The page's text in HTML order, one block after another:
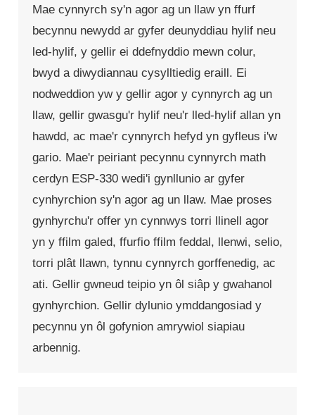
Mae cynnyrch sy'n agor ag un llaw yn ffurf
becynnu newydd ar gyfer deunyddiau hylif neu
led-hylif, y gellir ei ddefnyddio mewn colur,
bwyd a diwydiannau cysylltiedig eraill. Ei
nodweddion yw y gellir agor y cynnyrch ag un
llaw, gellir gwasgu'r hylif neu'r lled-hylif allan yn
hawdd, ac mae'r cynnyrch hefyd yn gyfleus i'w
gario. Mae'r peiriant pecynnu cynnyrch math
cerdyn ESP-330 wedi'i gynllunio ar gyfer
cynhyrchion sy'n agor ag un llaw. Mae proses
gynhyrchu'r offer yn cynnwys torri llinell agor
yn y ffilm galed, ffurfio ffilm feddal, llenwi, selio,
torri plât llawn, tynnu cynnyrch gorffenedig, ac
ati. Gellir gwneud teipio yn ôl siâp y gwahanol
gynhyrchion. Gellir dylunio ymddangosiad y
pecynnu yn ôl gofynion amrywiol siapiau
arbennig.